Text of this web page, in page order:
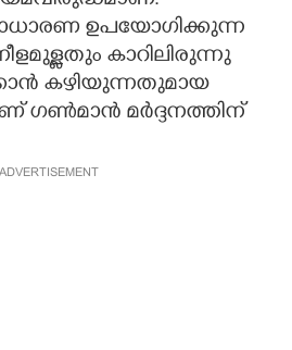
ഉപയോഗി‍‌‍ക്കുന്ന
കാറിലിരുന്നു
കഴിയുന്നതുമായ
ഗൺമാൻ മർദ്ദനത്തിന്
ADVERTISEMENT